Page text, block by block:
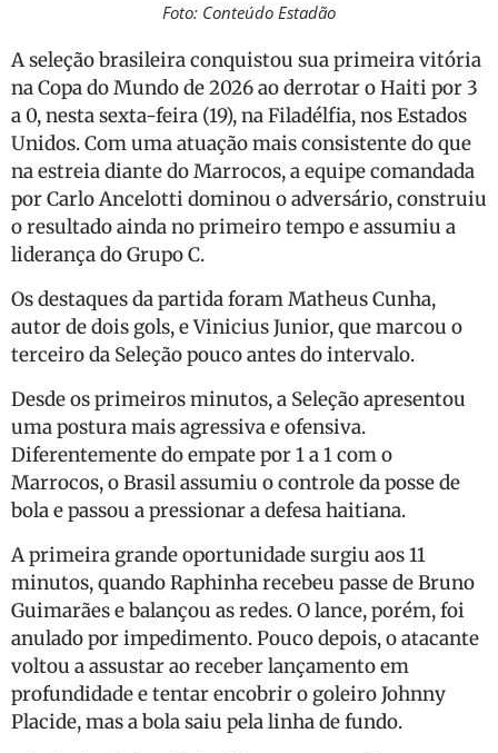
Foto: Conteúdo Estadão
A seleção brasileira conquistou sua primeira vitória
na Copa do Mundo de 2026 ao derrotar o Haiti por 3
a 0, nesta sexta-feira (19), na Filadélfia, nos Estados
Unidos. Com uma atuação mais consistente do que
na estreia diante do Marrocos, a equipe comandada
por Carlo Ancelotti dominou o adversário, construiu
o resultado ainda no primeiro tempo e assumiu a
liderança do Grupo C.
Os destaques da partida foram Matheus Cunha,
autor de dois gols, e Vinicius Junior, que marcou o
terceiro da Seleção pouco antes do intervalo.
Desde os primeiros minutos, a Seleção apresentou
uma postura mais agressiva e ofensiva.
Diferentemente do empate por 1 a 1 com o
Marrocos, o Brasil assumiu o controle da posse de
bola e passou a pressionar a defesa haitiana.
A primeira grande oportunidade surgiu aos 11
minutos, quando Raphinha recebeu passe de Bruno
Guimarães e balançou as redes. O lance, porém, foi
anulado por impedimento. Pouco depois, o atacante
voltou a assustar ao receber lançamento em
profundidade e tentar encobrir o goleiro Johnny
Placide, mas a bola saiu pela linha de fundo.